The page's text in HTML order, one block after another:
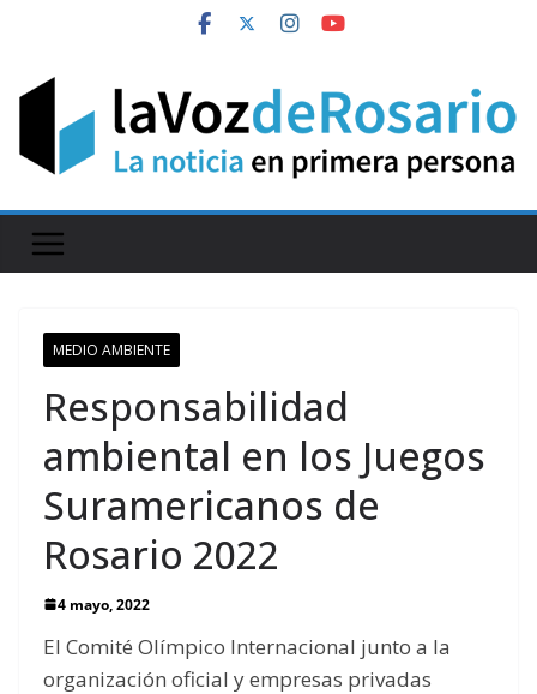
content
MEDIO AMBIENTE
Responsabilidad
ambiental en los Juegos
Suramericanos de
Rosario 2022
4 mayo, 2022
El Comité Olímpico Internacional junto a la
organización oficial y empresas privadas